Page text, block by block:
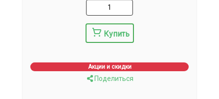
Купить
Акции и скидки
Поделиться